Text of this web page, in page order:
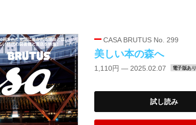
CASA BRUTUS No. 299
美しい本の森へ
1,110円 — 2025.02.07 電子版あり
試し読み